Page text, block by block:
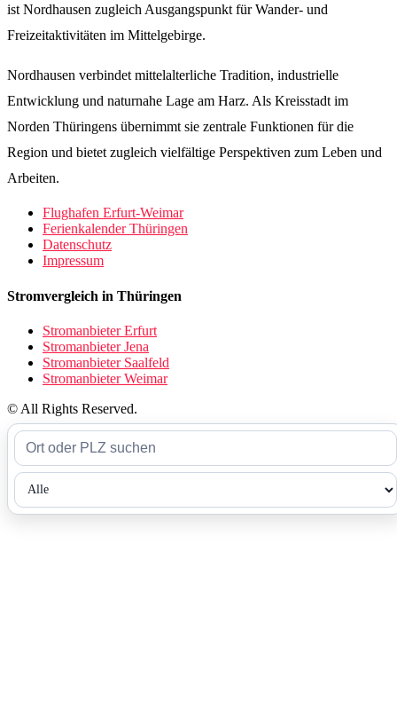
ist Nordhausen zugleich Ausgangspunkt für Wander- und
Freizeitaktivitäten im Mittelgebirge.
Nordhausen verbindet mittelalterliche Tradition, industrielle
Entwicklung und naturnahe Lage am Harz. Als Kreisstadt im
Norden Thüringens übernimmt sie zentrale Funktionen für die
Region und bietet zugleich vielfältige Perspektiven zum Leben und
Arbeiten.
Flughafen Erfurt-Weimar
Ferienkalender Thüringen
Datenschutz
Impressum
Stromvergleich in Thüringen
Stromanbieter Erfurt
Stromanbieter Jena
Stromanbieter Saalfeld
Stromanbieter Weimar
© All Rights Reserved.